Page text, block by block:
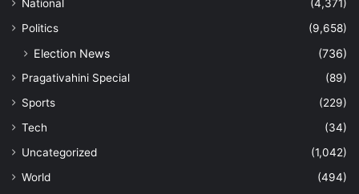
National
(4,371)
Politics
(9,658)
Election News (736)
Pragativahini Special
(89)
Sports
(229)
Tech
(34)
Uncategorized
(1,042)
World
(494)